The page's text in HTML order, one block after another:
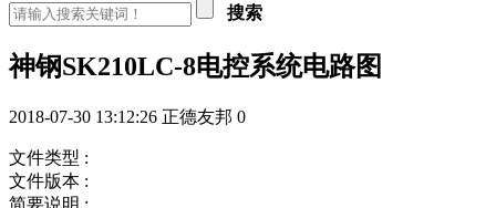
搜索
神钢SK210LC-8电控系统电路图
2018-07-30 13:12:26 正德友邦 0
文件类型 :
文件版本 :
简要说明 :